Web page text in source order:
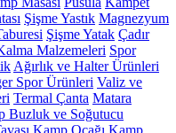
Şişme Yastık Magnezyum
Şişme Yatak Çadır
Malzemeleri Spor
Ağırlık ve Halter Ürünleri
Spor Ürünleri Valiz ve
Termal Çanta Matara
Buzluk ve Soğutucu
Kamp Ocağı Kamp